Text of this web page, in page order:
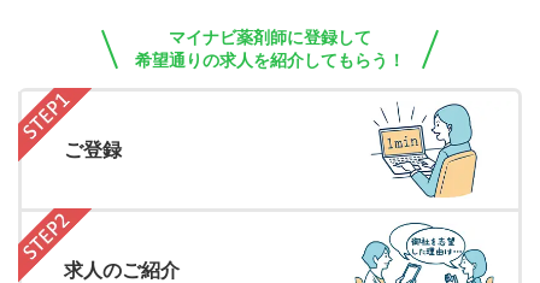
マイナビ薬剤師に登録して
希望通りの求人を紹介してもらう！
ご登録
求人のご紹介